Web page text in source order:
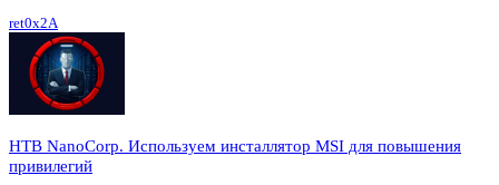
ret0x2A
HTB NanoCorp. Используем инсталлятор MSI для повышения
привилегий